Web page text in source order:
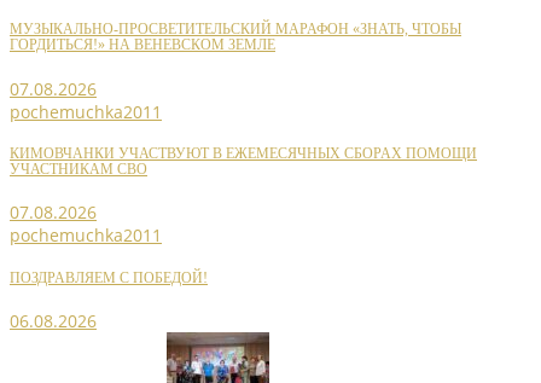
МУЗЫКАЛЬНО-ПРОСВЕТИТЕЛЬСКИЙ МАРАФОН «ЗНАТЬ, ЧТОБЫ
ГОРДИТЬСЯ!» НА ВЕНЕВСКОМ ЗЕМЛЕ
07.08.2026
pochemuchka2011
КИМОВЧАНКИ УЧАСТВУЮТ В ЕЖЕМЕСЯЧНЫХ СБОРАХ ПОМОЩИ
УЧАСТНИКАМ СВО
07.08.2026
pochemuchka2011
ПОЗДРАВЛЯЕМ С ПОБЕДОЙ!
06.08.2026